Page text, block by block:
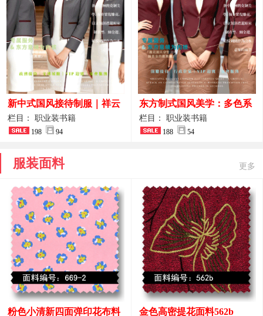
新中式国风接待制服｜祥云
刺绣打造高端厅堂东方美学
栏目： 职业装书籍
198 94
东方制式国风美学：多色系
新中式前厅管家VIP接待员
工作服合集
栏目： 职业装书籍
188 54
服装面料 更多
粉色小清新四面弹印花布料 金色高密提花面料562b